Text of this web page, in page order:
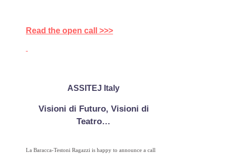
Read the open call >>>
ASSITEJ Italy
Visioni di Futuro, Visioni di
Teatro…
La Baracca-Testoni Ragazzi is happy to announce a call